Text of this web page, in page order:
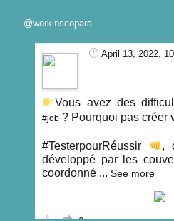
@workinscopara
April 13, 2022,
Vous avez des
#job ? Pourquoi pas créer
#TesterpourRéussir
,
développé par les
coordonné ... See more